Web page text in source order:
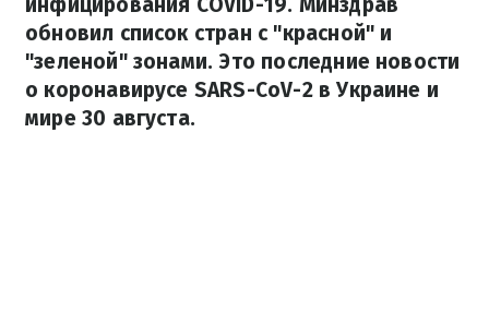
обновил список стран с "красной" и
"зеленой" зонами. Это последние новости
о коронавирусе SARS-CoV-2 в Украине и
мире 30 августа.